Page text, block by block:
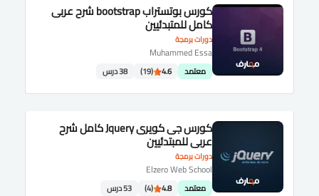
دورات برمجة
كورس بوتستراب bootstrap شرح عربى
كامل للمتبدئيين
Muhammed Essa
معتمد 4.6
(19) 38 درس
دورات برمجة
كورس جى كويرى Jquery كامل شرح
عربى للمبتدئيين
Elzero Web School
معتمد 4.8
(4) 53 درس